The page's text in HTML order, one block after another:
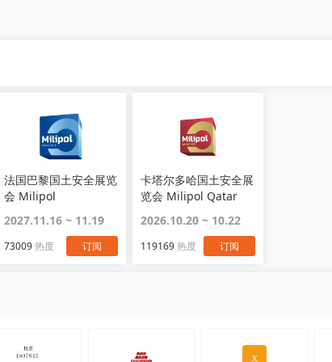
法国巴黎国土安全展览
会 Milipol
2027.11.16 ~ 11.19
73009热度 订阅
卡塔尔多哈国土安全展
览会 Milipol Qatar
2026.10.20 ~ 10.22
119169热度 订阅